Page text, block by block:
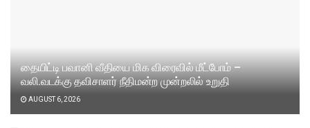
தையிட்டி பவானி வீதியை மிக விரைவில் மீட்போம் –
வலி.வடக்கு தவிசாளர் நீதிமன்ற முன்றலில் உறுதி
AUGUST 6, 2026